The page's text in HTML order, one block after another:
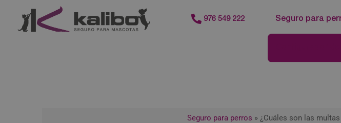
contenido
976 549 222 Seguro para
Seguro para perros » ¿Cuáles son las